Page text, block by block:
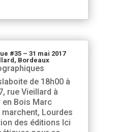
#35 – 31 mai 2017
Bordeaux
de 18h00 à
rue Vieillard à
en Bois Marc
Lourdes
des éditions Ici